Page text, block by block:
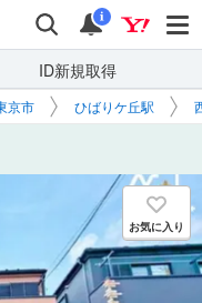
検索 通知
i
ID新規取得
京市 ひばりケ丘駅
お気に入り